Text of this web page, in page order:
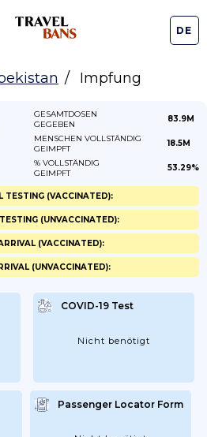
DE
Impfung
GESAMTDOSEN
GEGEBEN
83.9M
MENSCHEN VOLLSTÄNDIG
GEIMPFT
18.5M
% VOLLSTÄNDIG
GEIMPFT
53.29%
COVID-19 Test
Nicht benötigt
Passenger Locator Form
TESTING (VACCINATED):
(UNVACCINATED):
(VACCINATED):
(UNVACCINATED):